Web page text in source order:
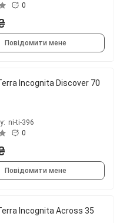
0
Повідомити мене
Incognita Discover 70
ni-ti-396
0
Повідомити мене
Incognita Across 35